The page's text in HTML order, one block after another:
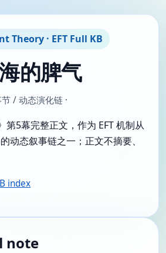
Theory · EFT Full KB
的脾气
/ 动态演化链 ·
第5幕完整正文，作为 EFT 机制从
动态叙事链之一；正文不摘要、
index
note